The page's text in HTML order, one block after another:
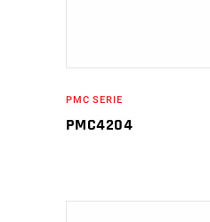
PMC SERIE
PMC4204